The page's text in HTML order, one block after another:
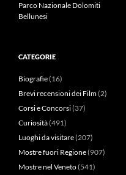
Parco Nazionale Dolomiti
Bellunesi
CATEGORIE
Biografie(16)
Brevi recensioni dei Film(2)
Corsi e Concorsi(37)
Curiosità(491)
Luoghi da visitare(207)
Mostre fuori Regione(907)
Mostre nel Veneto(541)